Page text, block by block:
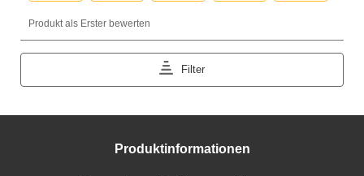
Produktinformationen